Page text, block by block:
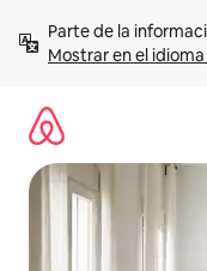
contenidoMostrar en el